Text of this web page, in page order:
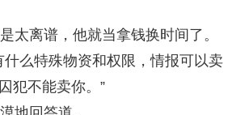
太离谱，他就当拿钱换时间了。
么特殊物资和权限，情报可以卖
犯不能卖你。”